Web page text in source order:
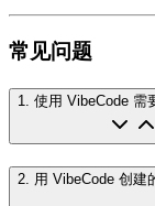
常见问题
1 使用 VibeCode 需
2 用 VibeCode 创建